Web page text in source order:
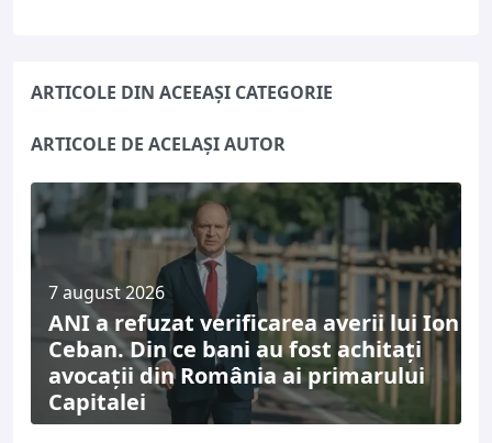
ARTICOLE DIN ACEEAȘI CATEGORIE
ARTICOLE DE ACELAȘI AUTOR
7 august 2026
ANI a refuzat verificarea averii lui Ion
Ceban. Din ce bani au fost achitați
avocații din România ai primarului
Capitalei